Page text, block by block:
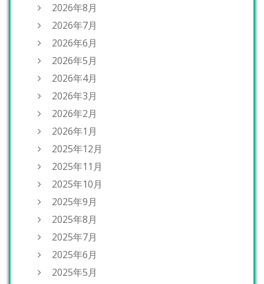
2026年8月
2026年7月
2026年6月
2026年5月
2026年4月
2026年3月
2026年2月
2026年1月
2025年12月
2025年11月
2025年10月
2025年9月
2025年8月
2025年7月
2025年6月
2025年5月